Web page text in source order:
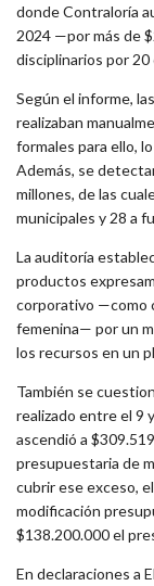
donde Contraloría
2024 —por más de
disciplinarios por
Según el informe,
realizaban
formales para ello,
Además, se
millones, de las
municipales y 28 a
La auditoría
productos
corporativo —como
femenina— por un
los recursos en un
También se
realizado entre el 9
ascendió a
presupuestaria de
cubrir ese exceso,
modificación
$138.200.000 el
En declaraciones a